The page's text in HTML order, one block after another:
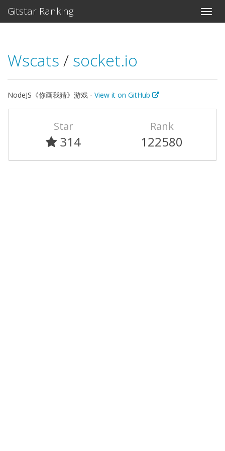
Gitstar Ranking
Wscats / socket.io
NodeJS《你画我猜》游戏 - View it on GitHub
Star
314
Rank
122580